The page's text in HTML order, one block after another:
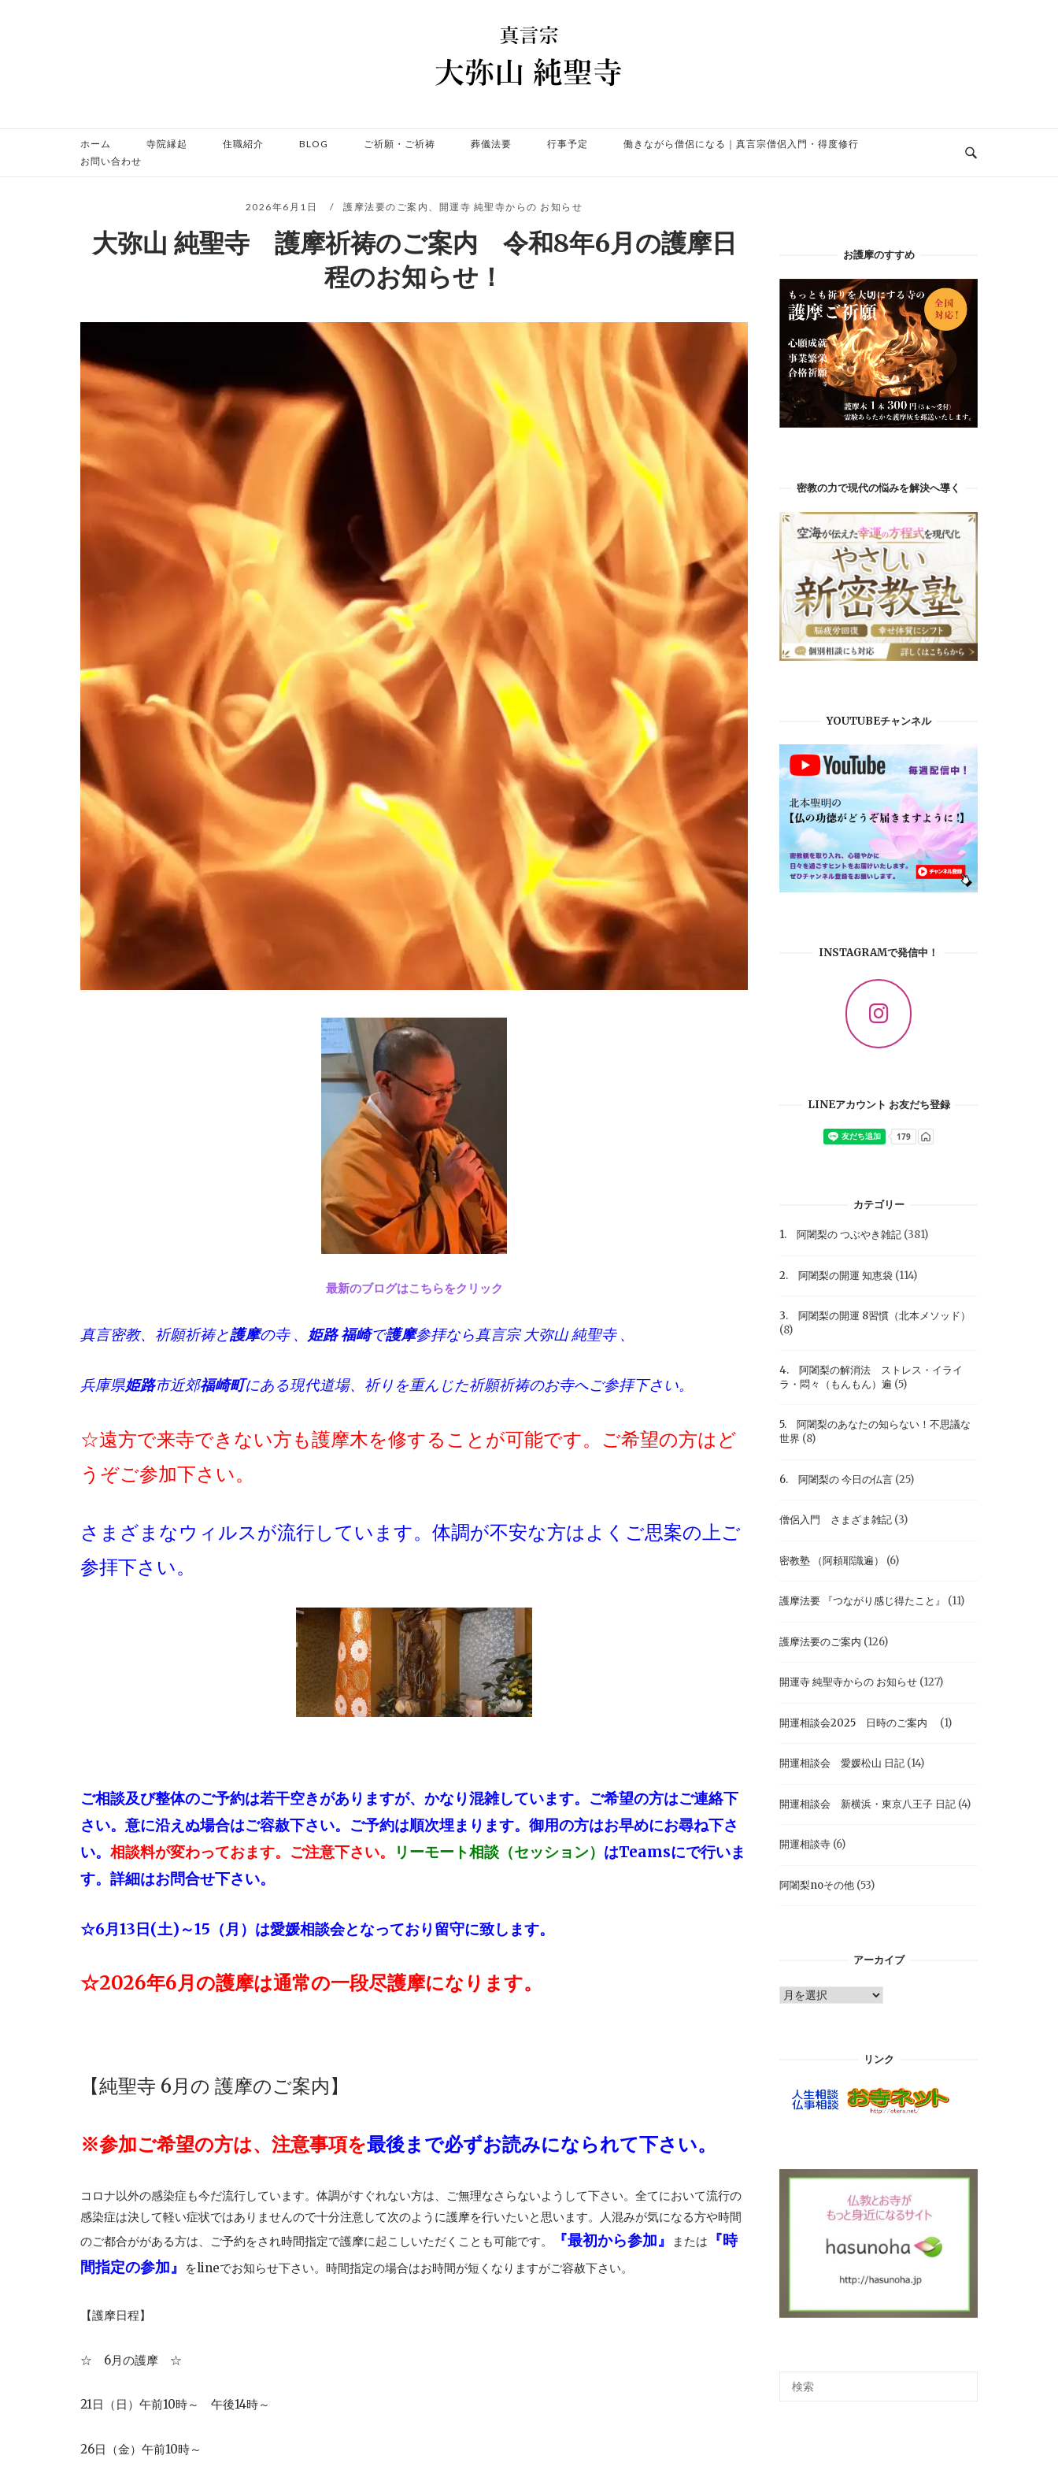
ホーム 寺院縁起 住職紹介 BLOG ご祈願・ご祈祷 葬儀法要 行事予定
働きながら僧侶になる｜真言宗僧侶入門・得度修行
お問い合わせ
2026年6月1日 護摩法要のご案内 、 開運寺 純聖寺からの お知らせ
大弥山 純聖寺 護摩祈祷のご案内 令和8年6月の護摩日
程のお知らせ！
最新のブログはこちらをクリック
真言密教、祈願祈祷と護摩の寺 、 姫路 福崎で護摩参拝なら真言宗 大弥山 純聖寺 、
兵庫県姫路市近郊福崎町にある現代道場、祈りを重んじた祈願祈祷のお寺へご参拝下さい。
☆遠方で来寺できない方も護摩木を修することが可能です。ご希望の方はど
うぞご参加下さい。
さまざまなウィルスが流行しています。体調が不安な方はよくご思案の上ご
参拝下さい。
ご相談及び整体のご予約は若干空きがありますが、かなり混雑しています。ご希望の方はご連絡下
さい。 意に沿えぬ場合はご容赦下さい。ご予約は順次埋まります。 御用の方はお早めにお尋ね下さ
い。 相談料が変わっておます。ご注意下さい。 リーモート相談（セッション） はTeamsにで行いま
す。 詳細はお問合せ下さい。
☆6月13日(土)～15（月）は愛媛相談会となっており留守に致します。
☆2026年6月の護摩は通常の一段尽護摩になります。
【純聖寺 6月の 護摩のご案内】
※参加ご希望の方は、 注意事項を最後まで必ずお読みになられて下さい。
コロナ以外の感染症も今だ流行しています。体調がすぐれない方は、ご無理なさらないようして下さい。全てにおいて流行の
感染症は決して軽い症状ではありませんので十分注意して次のように護摩を行いたいと思います。人混みが気になる方や時間
のご都合ががある方は、ご予約をされ時間指定で護摩に起こしいただくことも可能です。
『最初から参加』 または
『時
間指定の参加』
をlineでお知らせ下さい。時間指定の場合はお時間が短くなりますがご容赦下さい。
【護摩日程】
☆ 6月の護摩 ☆
21日（日）午前10時～ 午後14時～
26日（金）午前10時～
お護摩のすすめ
密教の力で現代の悩みを解決へ導く
YOUTUBEチャンネル
INSTAGRAMで発信中！
LINEアカウント お友だち登録
カテゴリー
1. 阿闍梨の つぶやき雑記 (381)
2. 阿闍梨の開運 知恵袋 (114)
3. 阿闍梨の開運 8習慣（北本メソッド）
(8)
4. 阿闍梨の解消法 ストレス・イライ
ラ・悶々（もんもん）遍 (5)
5. 阿闍梨のあなたの知らない！不思議な
世界 (8)
6. 阿闍梨の 今日の仏言 (25)
僧侶入門 さまざま雑記 (3)
密教塾 （阿頼耶識遍） (6)
護摩法要 『つながり感じ得たこと』 (11)
護摩法要のご案内 (126)
開運寺 純聖寺からの お知らせ (127)
開運相談会2025 日時のご案内 (1)
開運相談会 愛媛松山 日記 (14)
開運相談会 新横浜・東京八王子 日記 (4)
開運相談寺 (6)
阿闍梨noその他 (53)
アーカイブ
ア
リンク